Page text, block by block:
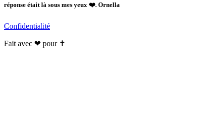
réponse était là sous mes yeux ❤️. Ornella
Confidentialité
Fait avec ❤ pour ✝️️